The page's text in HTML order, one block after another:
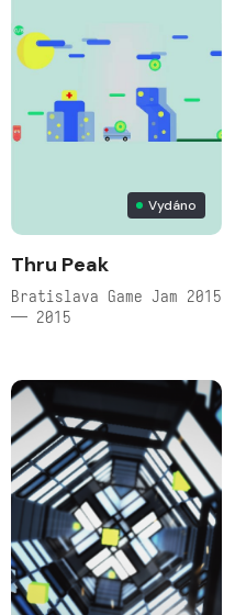
Vydáno
Thru Peak
Bratislava Game Jam 2015
— 2015